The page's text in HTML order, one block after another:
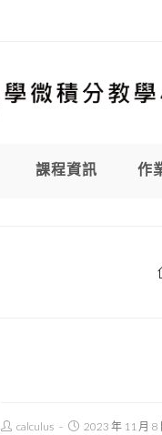
課程資訊 作
Postcalculus
Post2023 年 11 月 8